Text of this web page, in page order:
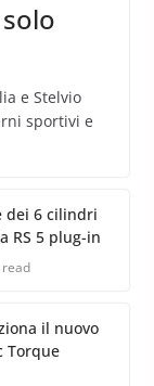
e Stelvio
sportivi e
dei 6 cilindri
RS 5 plug-in
il nuovo
Torque